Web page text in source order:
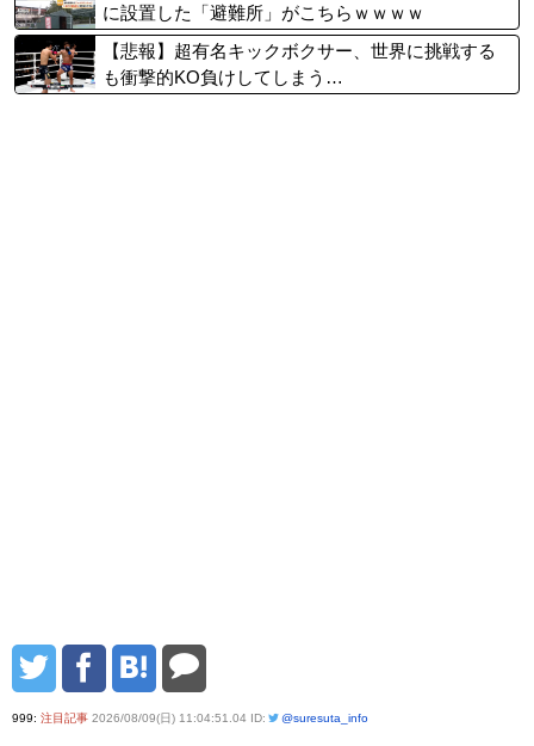
に設置した「避難所」がこちらｗｗｗｗ
【悲報】超有名キックボクサー、世界に挑戦する
も衝撃的KO負けしてしまう…
999: 注目記事 2026/08/09(日) 11:04:51.04 ID: @suresuta_info